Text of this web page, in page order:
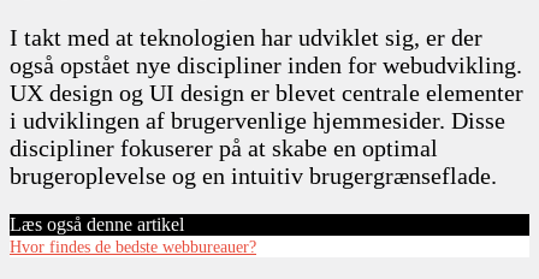
I takt med at teknologien har udviklet sig, er der
også opstået nye discipliner inden for webudvikling.
UX design og UI design er blevet centrale elementer
i udviklingen af brugervenlige hjemmesider. Disse
discipliner fokuserer på at skabe en optimal
brugeroplevelse og en intuitiv brugergrænseflade.
Læs også denne artikel
Hvor findes de bedste webbureauer?